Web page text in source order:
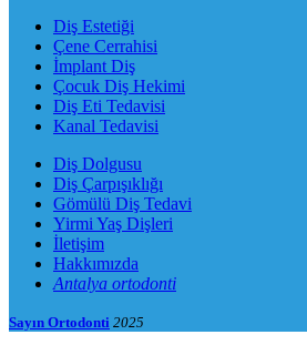
Diş Estetiği
Çene Cerrahisi
İmplant Diş
Çocuk Diş Hekimi
Diş Eti Tedavisi
Kanal Tedavisi
Diş Dolgusu
Diş Çarpışıklığı
Gömülü Diş Tedavi
Yirmi Yaş Dişleri
İletişim
Hakkımızda
Antalya ortodonti
Sayın Ortodonti 2025